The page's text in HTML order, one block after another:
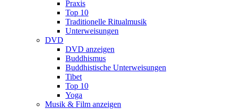
Praxis
Top 10
Traditionelle Ritualmusik
Unterweisungen
DVD
DVD anzeigen
Buddhismus
Buddhistische Unterweisungen
Tibet
Top 10
Yoga
Musik & Film anzeigen